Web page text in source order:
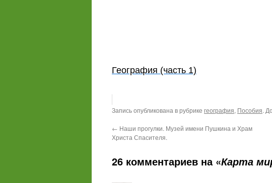
География (часть 1)
Запись опубликована в рубрике география, Пособия.
← Наши прогулки. Музей имени Пушкина и Храм
Христа Спасителя.
26 комментариев на «Карта